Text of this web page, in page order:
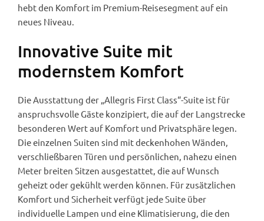
hebt den Komfort im Premium-Reisesegment auf ein
neues Niveau.
Innovative Suite mit
modernstem Komfort
Die Ausstattung der „Allegris First Class“-Suite ist für
anspruchsvolle Gäste konzipiert, die auf der Langstrecke
besonderen Wert auf Komfort und Privatsphäre legen.
Die einzelnen Suiten sind mit deckenhohen Wänden,
verschließbaren Türen und persönlichen, nahezu einen
Meter breiten Sitzen ausgestattet, die auf Wunsch
geheizt oder gekühlt werden können. Für zusätzlichen
Komfort und Sicherheit verfügt jede Suite über
individuelle Lampen und eine Klimatisierung, die den